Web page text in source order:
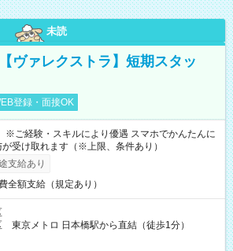
未読
ヴァレクストラ】短期スタッ
登録・面接OK
ご経験・スキルにより優遇 スマホでかんたんに
受け取れます（※上限、条件あり）
支給あり
全額支給（規定あり）
東京メトロ 日本橋駅から直結（徒歩1分）